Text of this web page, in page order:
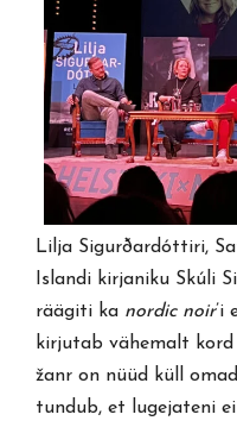
Lilja Sigurðardóttiri,
Islandi kirjaniku Skúli
räägiti ka nordic noir’i
kirjutab vähemalt
žanr on nüüd küll
tundub, et lugejateni